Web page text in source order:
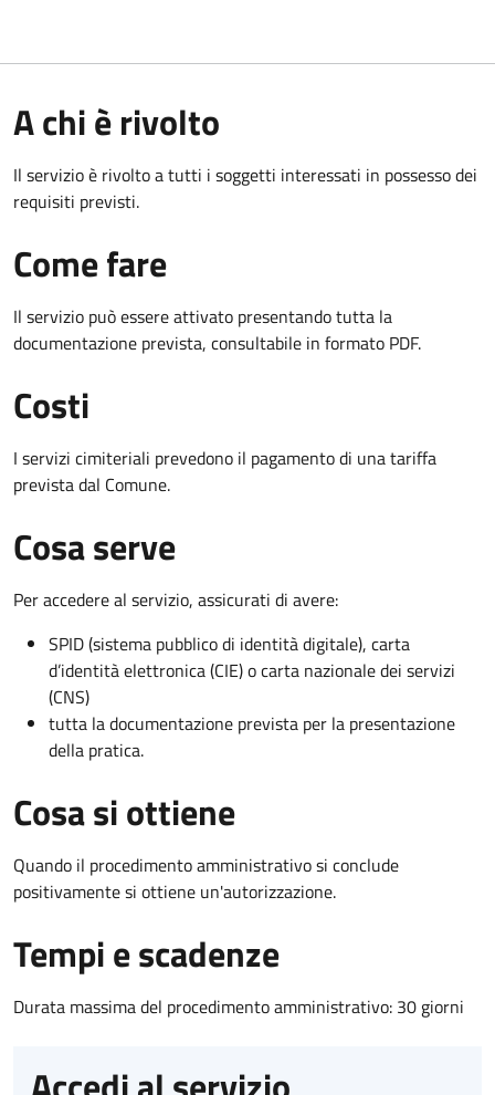
A chi è rivolto
Il servizio è rivolto a tutti i soggetti interessati in possesso dei
requisiti previsti.
Come fare
Il servizio può essere attivato presentando tutta la
documentazione prevista, consultabile in formato PDF.
Costi
I servizi cimiteriali prevedono il pagamento di una tariffa
prevista dal Comune.
Cosa serve
Per accedere al servizio, assicurati di avere:
SPID (sistema pubblico di identità digitale), carta
d’identità elettronica (CIE) o carta nazionale dei servizi
(CNS)
tutta la documentazione prevista per la presentazione
della pratica.
Cosa si ottiene
Quando il procedimento amministrativo si conclude
positivamente si ottiene un'autorizzazione.
Tempi e scadenze
Durata massima del procedimento amministrativo: 30 giorni